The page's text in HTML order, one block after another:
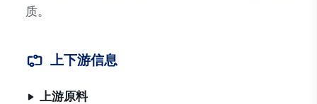
质。
上下游信息
上游原料